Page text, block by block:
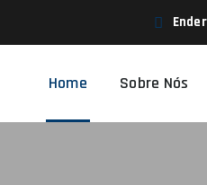
Home Sobre Nós